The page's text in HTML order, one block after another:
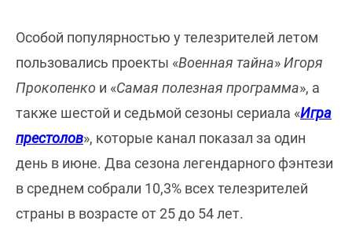
Особой популярностью у телезрителей летом
пользовались проекты «Военная тайна»Игоря
Прокопенко и «Самая полезная программа», а
также шестой и седьмой сезоны сериала «Игра
престолов», которые канал показал за один
день в июне. Два сезона легендарного фэнтези
в среднем собрали 10,3% всех телезрителей
страны в возрасте от 25 до 54 лет.